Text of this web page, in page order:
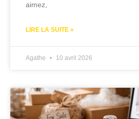
aimez,
LIRE LA SUITE »
Agathe 10 avril 2026